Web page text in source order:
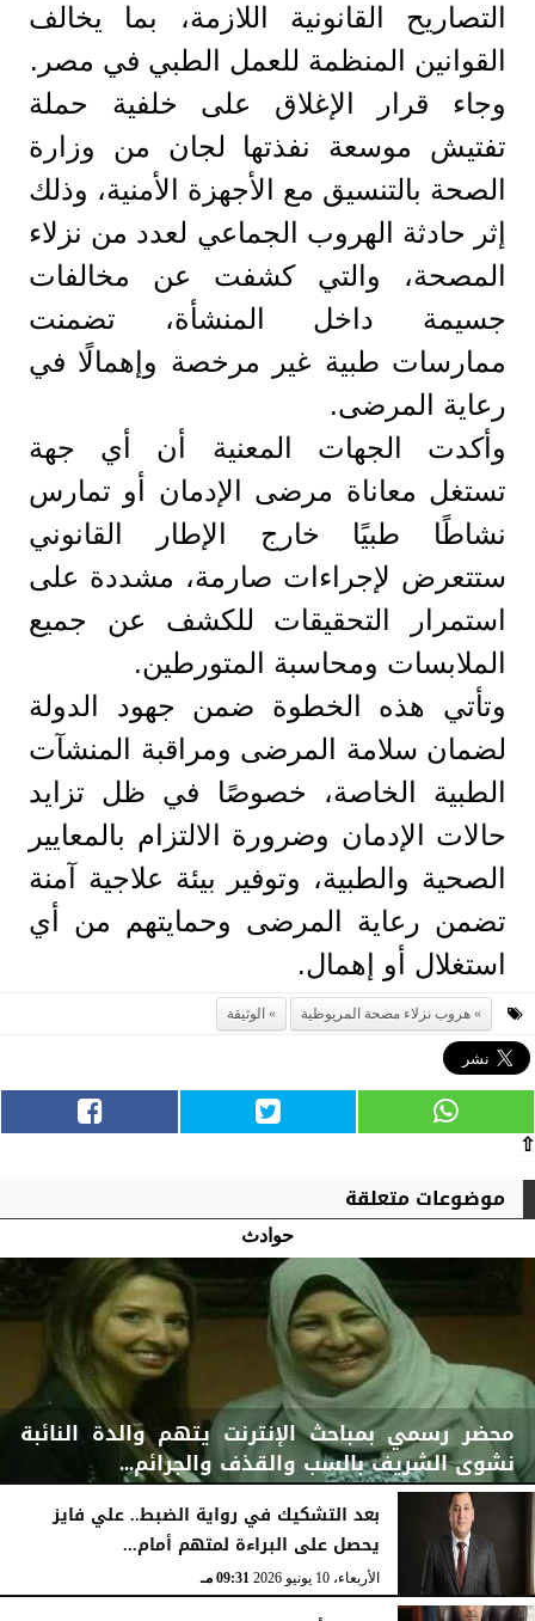
التصاريح القانونية اللازمة، بما يخالف
القوانين المنظمة للعمل الطبي في مصر.
وجاء قرار الإغلاق على خلفية حملة
تفتيش موسعة نفذتها لجان من وزارة
الصحة بالتنسيق مع الأجهزة الأمنية، وذلك
إثر حادثة الهروب الجماعي لعدد من نزلاء
المصحة، والتي كشفت عن مخالفات
جسيمة داخل المنشأة، تضمنت
ممارسات طبية غير مرخصة وإهمالًا في
رعاية المرضى.
وأكدت الجهات المعنية أن أي جهة
تستغل معاناة مرضى الإدمان أو تمارس
نشاطًا طبيًا خارج الإطار القانوني
ستتعرض لإجراءات صارمة، مشددة على
استمرار التحقيقات للكشف عن جميع
الملابسات ومحاسبة المتورطين.
وتأتي هذه الخطوة ضمن جهود الدولة
لضمان سلامة المرضى ومراقبة المنشآت
الطبية الخاصة، خصوصًا في ظل تزايد
حالات الإدمان وضرورة الالتزام بالمعايير
الصحية والطبية، وتوفير بيئة علاجية آمنة
تضمن رعاية المرضى وحمايتهم من أي
استغلال أو إهمال.
هروب نزلاء مصحة المريوطية الوثيقة
⇧
موضوعات متعلقة
حوادث
محضر رسمي بمباحث الإنترنت يتهم والدة النائبة
نشوى الشريف بالسب والقذف والجرائم...
الإثنين، 6 يوليو 2026
بعد التشكيك في رواية الضبط.. علي فايز
يحصل على البراءة لمتهم أمام...
الأربعاء، 10 يونيو 2026 09:31 مـ